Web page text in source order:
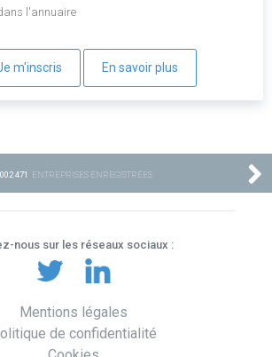
l'annuaire
m'inscris En savoir plus
471 ENTREPRISES ENREGISTRÉES
nous sur les réseaux sociaux :
Mentions légales
de confidentialité